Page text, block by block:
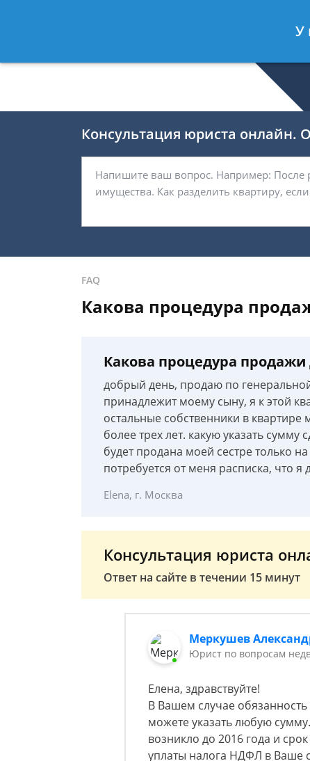
- Специалист по
Консультация юриста онлайн.
FAQ
Какова процедура
Какова процедура
добрый день, продаю по
принадлежит моему сыну, я к этой
остальные собственники в квартире
более трех лет. какую указать сумму
будет продана моей сестре только
потребуется от меня расписка, что я
Elena, г. Москва
Консультация юриста
Ответ на сайте в течении 15 минут
Меркушев
Юрист по вопросам
Елена, здравствуйте!
В Вашем случае обязанность
можете указать любую
возникло до 2016 года и
уплаты налога НДФЛ в Ваше
У